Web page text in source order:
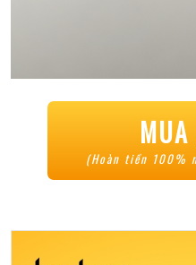
MUA
(Hoàn tiền 100%